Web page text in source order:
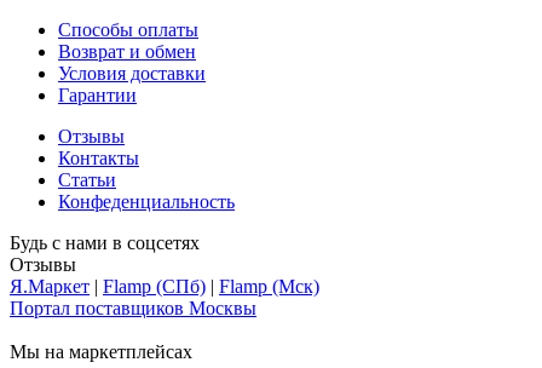
Способы оплаты
Возврат и обмен
Условия доставки
Гарантии
Отзывы
Контакты
Статьи
Конфеденциальность
Будь с нами в соцсетях
Отзывы
Я.Маркет | Flamp (СПб) | Flamp (Мск)
Портал поставщиков Москвы
Мы на маркетплейсах